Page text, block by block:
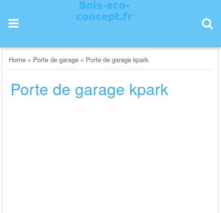
content
Home » Porte de garage » Porte de garage kpark
Porte de garage kpark